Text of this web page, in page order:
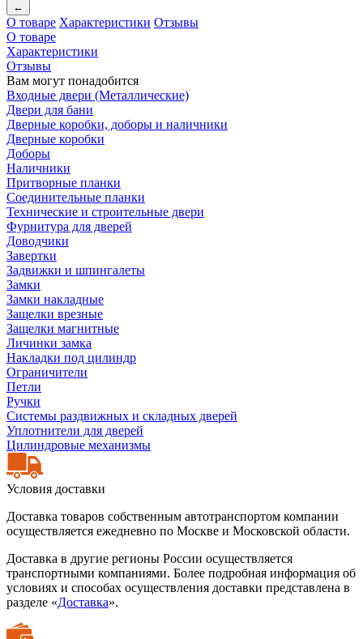
←
О товаре Характеристики Отзывы
О товаре
Характеристики
Отзывы
Вам могут понадобится
Входные двери (Металлические)
Двери для бани
Дверные коробки, доборы и наличники
Дверные коробки
Доборы
Наличники
Притворные планки
Соединительные планки
Технические и строительные двери
Фурнитура для дверей
Доводчики
Завертки
Задвижки и шпингалеты
Замки
Замки накладные
Защелки врезные
Защелки магнитные
Личинки замка
Накладки под цилиндр
Ограничители
Петли
Ручки
Системы раздвижных и складных дверей
Уплотнители для дверей
Цилиндровые механизмы
Условия доставки
Доставка товаров собственным автотранспортом компании
осуществляется ежедневно по Москве и Московской области.
Доставка в другие регионы России осуществляется
транспортными компаниями. Более подробная информация об
условиях и способах осуществления доставки представлена в
разделе «Доставка».